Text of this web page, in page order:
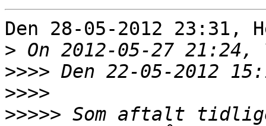
Den 28-05-2012 23:31,
>
>>>>
>>>>
>>>>> Som aftalt